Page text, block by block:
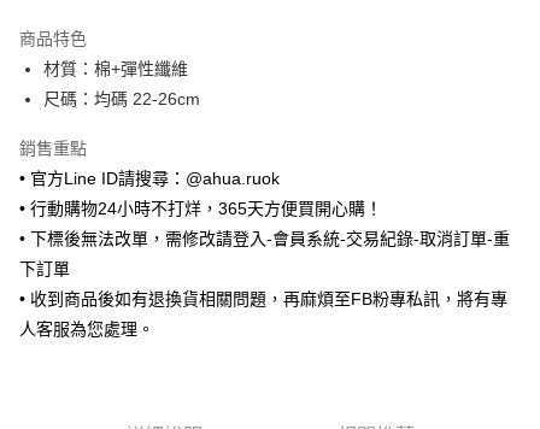
Apple Pay
街口支付
悠遊付
ATM付款
全家取貨付款
每筆NT$65，滿NT$688(含以上)免運費
商品特色
材質：棉+彈性纖維
尺碼：均碼 22-26cm
銷售重點
• 官方Line ID請搜尋：@ahua.ruok
• 行動購物24小時不打烊，365天方便買開心購！
• 下標後無法改單，需修改請登入-會員系統-交易紀錄-取消訂單-重
下訂單
• 收到商品後如有退換貨相關問題，再麻煩至FB粉專私訊，將有專
人客服為您處理。